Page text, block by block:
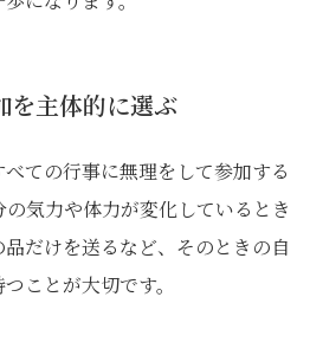
を主体的に選ぶ
ての行事に無理をして参加する
気力や体力が変化しているとき
だけを送るなど、そのときの自
ことが大切です。